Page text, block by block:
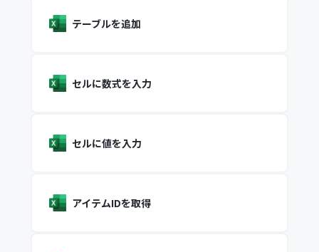
テーブルを追加
セルに数式を入力
セルに値を入力
アイテムIDを取得